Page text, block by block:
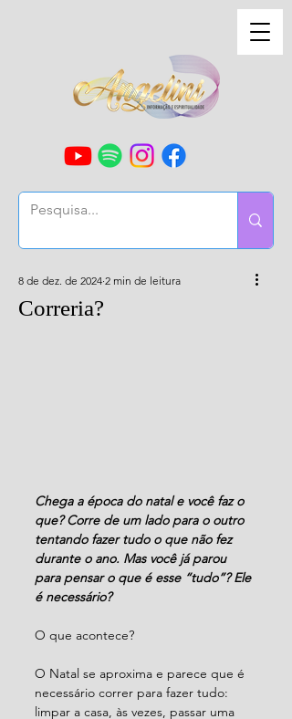
Correria?
8 de dez. de 2024 2 min de leitura
Chega a época do natal e você faz o
que? Corre de um lado para o outro
tentando fazer tudo o que não fez
durante o ano. Mas você já parou
para pensar o que é esse “tudo”? Ele
é necessário?
O que acontece?
O Natal se aproxima e parece que é
necessário correr para fazer tudo:
limpar a casa, às vezes, passar uma